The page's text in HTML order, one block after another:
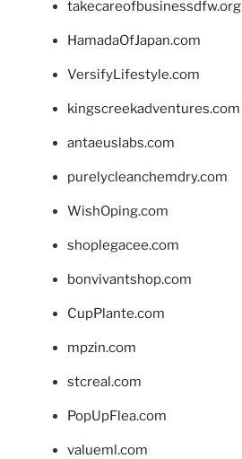
takecareofbusinessdfw.org
HamadaOfJapan.com
VersifyLifestyle.com
kingscreekadventures.com
antaeuslabs.com
purelycleanchemdry.com
WishOping.com
shoplegacee.com
bonvivantshop.com
CupPlante.com
mpzin.com
stcreal.com
PopUpFlea.com
valueml.com